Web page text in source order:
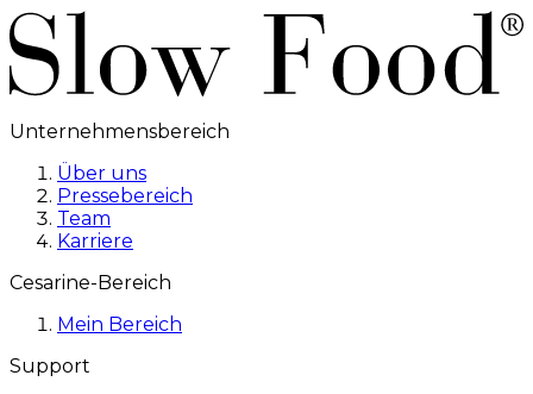
Unternehmensbereich
Über uns
Pressebereich
Team
Karriere
Cesarine-Bereich
Mein Bereich
Support